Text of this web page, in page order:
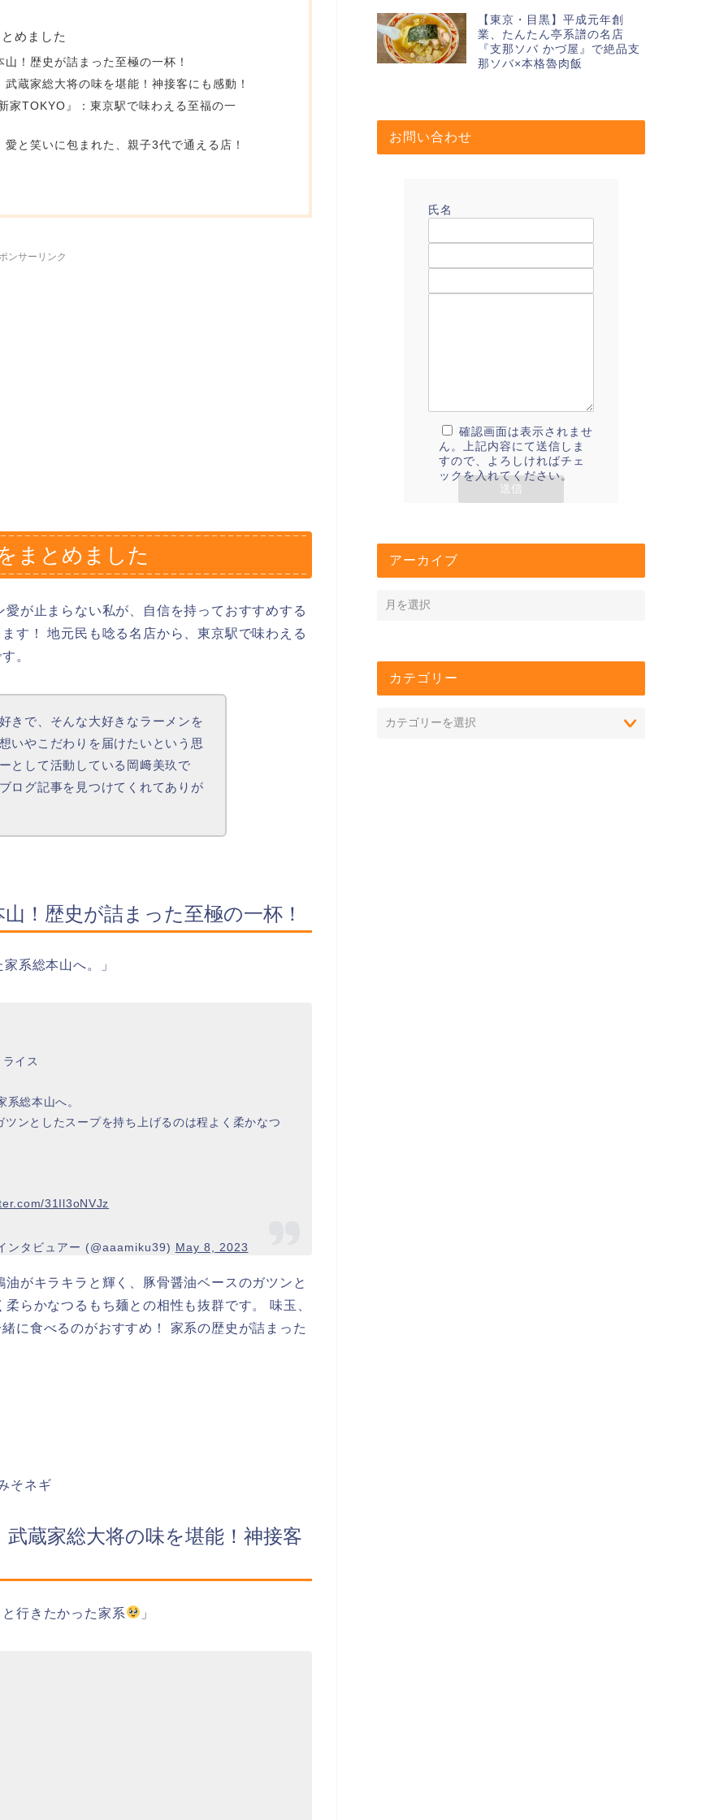
めました
！歴史が詰まった至極の一杯！
蔵家総大将の味を堪能！神接客にも感動！
家TOKYO』：東京駅で味わえる至福の一
と笑いに包まれた、親子3代で通える店！
ンサーリンク
まとめました
が止まらない私が、自信を持っておすすめする
す！ 地元民も唸る名店から、東京駅で味わえる
。
きで、そんな大好きなラーメンを
いやこだわりを届けたいという思
として活動している岡﨑美玖で
ログ記事を見つけてくれてありが
！歴史が詰まった至極の一杯！
系総本山へ。」
イス
総本山へ。
ンとしたスープを持ち上げるのは程よく柔かなつ
31Il3oNVJz
ンタビュアー (@aaamiku39) May 8, 2023
がキラキラと輝く、豚骨醤油ベースのガツンと
らかなつるもち麺との相性も抜群です。 味玉、
に食べるのがおすすめ！ 家系の歴史が詰まった
そネギ
蔵家総大将の味を堪能！神接客
行きたかった家系 」
【東京・目黒】平成元年創
業、たんたん亭系譜の名店
『支那ソバ かづ屋』で絶品支
那ソバ×本格魯肉飯
お問い合わせ
氏名
確認画面は表示されませ
ん。上記内容にて送信しま
すので、よろしければチェ
ックを入れてください。
アーカイブ
カテゴリー